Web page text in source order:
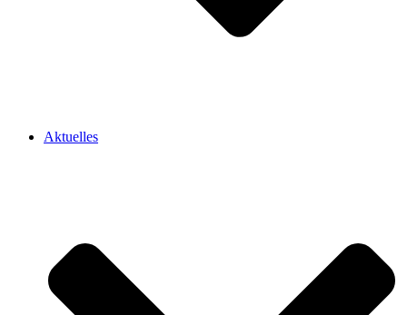
Aktuelles